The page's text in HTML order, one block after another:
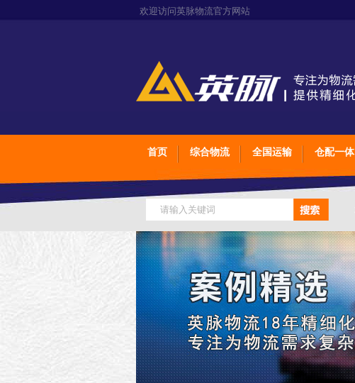
欢迎访问英脉物流官方网站
首页 综合物流 全国运输 仓配一体